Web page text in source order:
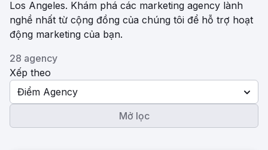
Los Angeles. Khám phá các marketing agency lành
nghề nhất từ ​​cộng đồng của chúng tôi để hỗ trợ hoạt
động marketing của bạn.
28 agency
Xếp theo
Điểm Agency
Mở lọc